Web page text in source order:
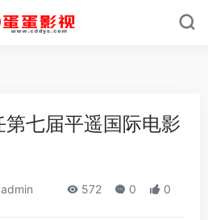
七届平遥国际电影
admin 572 0 0